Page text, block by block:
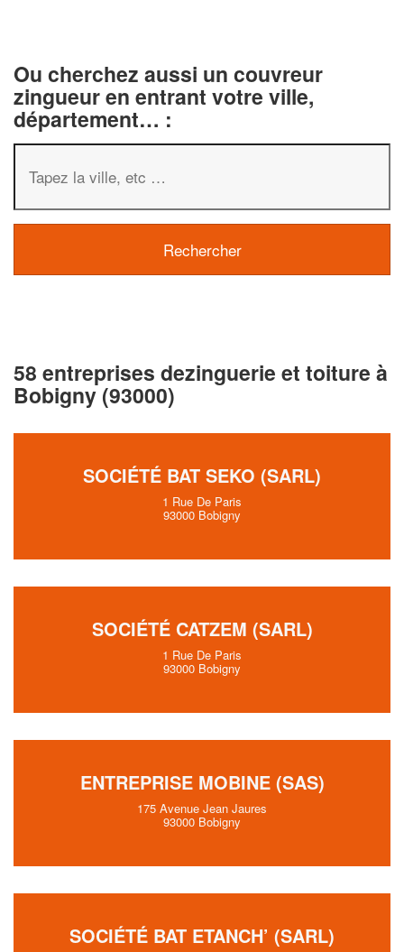
Ou cherchez aussi un couvreur
zingueur en entrant votre ville,
département… :
58 entreprises dezinguerie et toiture à
Bobigny (93000)
SOCIÉTÉ BAT SEKO (SARL)
1 Rue De Paris
93000 Bobigny
SOCIÉTÉ CATZEM (SARL)
1 Rue De Paris
93000 Bobigny
ENTREPRISE MOBINE (SAS)
175 Avenue Jean Jaures
93000 Bobigny
SOCIÉTÉ BAT ETANCH’ (SARL)